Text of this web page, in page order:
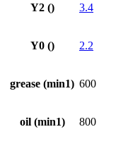
Y2 () 3.4
Y0 () 2.2
grease (min1) 600
oil (min1) 800